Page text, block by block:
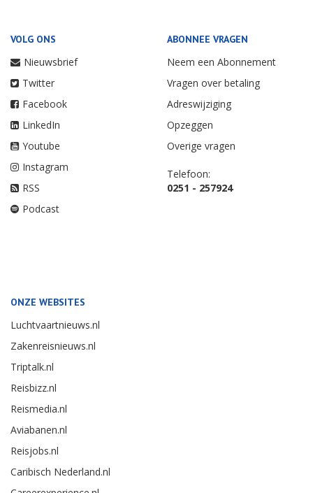
VOLG ONS
Nieuwsbrief
Twitter
Facebook
LinkedIn
Youtube
Instagram
RSS
Podcast
ABONNEE VRAGEN
Neem een Abonnement
Vragen over betaling
Adreswijziging
Opzeggen
Overige vragen
Telefoon:
0251 - 257924
ONZE WEBSITES
Luchtvaartnieuws.nl
Zakenreisnieuws.nl
Triptalk.nl
Reisbizz.nl
Reismedia.nl
Aviabanen.nl
Reisjobs.nl
Caribisch Nederland.nl